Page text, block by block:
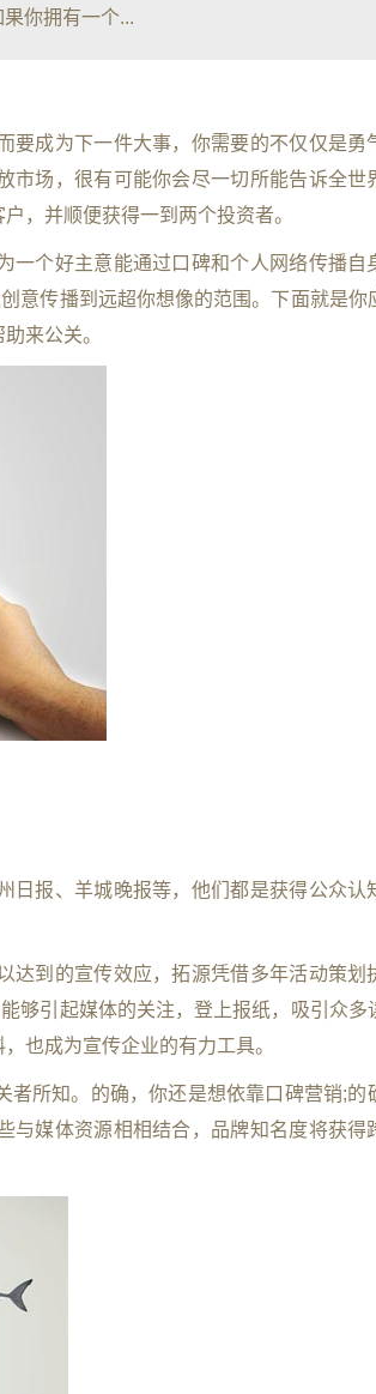
你拥有一个...
成为下一件大事，你需要的不仅仅是勇
市场，很有可能你会尽一切所能告诉全世
，并顺便获得一到两个投资者。
个好主意能通过口碑和个人网络传播自
意传播到远超你想像的范围。下面就是你
来公关。
日报、羊城晚报等，他们都是获得公众认
达到的宣传效应，拓源凭借多年活动策划
够引起媒体的关注，登上报纸，吸引众多
也成为宣传企业的有力工具。
者所知。的确，你还是想依靠口碑营销;的
与媒体资源相相结合，品牌知名度将获得